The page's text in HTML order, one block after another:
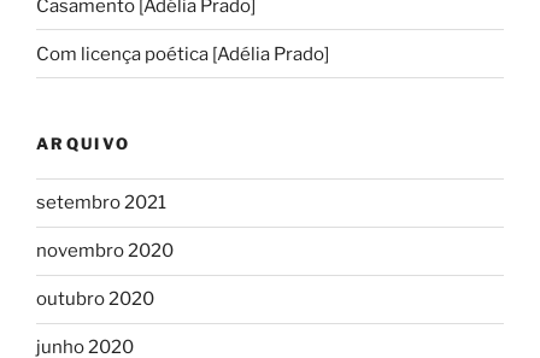
Casamento [Adélia Prado]
Com licença poética [Adélia Prado]
ARQUIVO
setembro 2021
novembro 2020
outubro 2020
junho 2020